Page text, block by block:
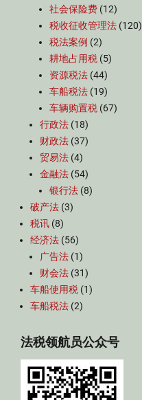
社会保险费 (12)
税收征收管理法 (120)
税法案例 (2)
耕地占用税 (5)
资源税法 (44)
车船税法 (19)
车辆购置税 (67)
行政法 (18)
财政法 (37)
贸易法 (4)
金融法 (54)
银行法 (8)
破产法 (3)
税讯 (8)
经济法 (56)
广告法 (1)
财会法 (31)
车船使用税 (1)
车船税法 (2)
法税领航员公众号